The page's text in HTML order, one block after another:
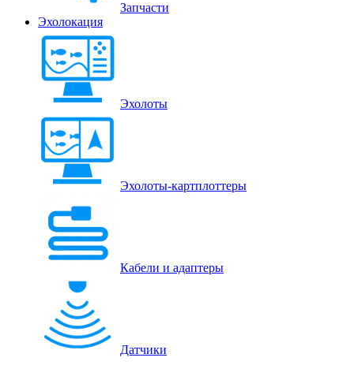
Запчасти
Эхолокация
Эхолоты
Эхолоты-картплоттеры
Кабели и адаптеры
Датчики